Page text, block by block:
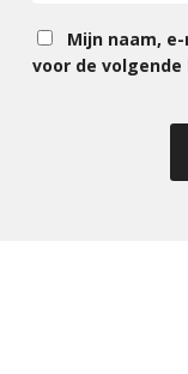
Mijn naam,
voor de